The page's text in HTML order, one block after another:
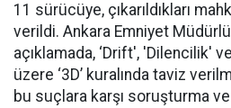
11 sürücüye, çıkarıldıkları
verildi. Ankara Emniyet
açıklamada, ‘Drift', 'Dilencilik'
üzere ‘3D’ kuralında taviz
bu suçlara karşı soruşturma